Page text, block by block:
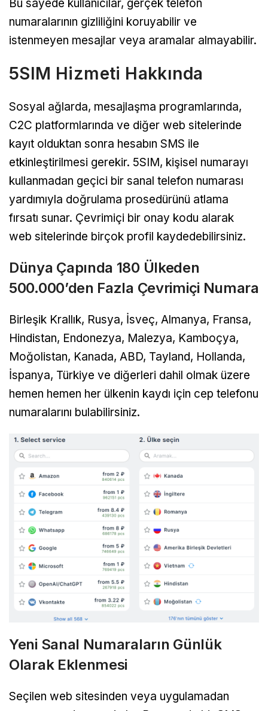
Bu sayede kullanıcılar, gerçek telefon
numaralarının gizliliğini koruyabilir ve
istenmeyen mesajlar veya aramalar almayabilir.
5SIM Hizmeti Hakkında
Sosyal ağlarda, mesajlaşma programlarında,
C2C platformlarında ve diğer web sitelerinde
kayıt olduktan sonra hesabın SMS ile
etkinleştirilmesi gerekir. 5SIM, kişisel numarayı
kullanmadan geçici bir sanal telefon numarası
yardımıyla doğrulama prosedürünü atlama
fırsatı sunar. Çevrimiçi bir onay kodu alarak
web sitelerinde birçok profil kaydedebilirsiniz.
Dünya Çapında 180 Ülkeden
500.000’den Fazla Çevrimiçi Numara
Birleşik Krallık, Rusya, İsveç, Almanya, Fransa,
Hindistan, Endonezya, Malezya, Kamboçya,
Moğolistan, Kanada, ABD, Tayland, Hollanda,
İspanya, Türkiye ve diğerleri dahil olmak üzere
hemen hemen her ülkenin kaydı için cep telefonu
numaralarını bulabilirsiniz.
Yeni Sanal Numaraların Günlük
Olarak Eklenmesi
Seçilen web sitesinden veya uygulamadan